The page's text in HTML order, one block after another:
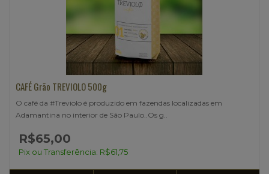
CAFÉ Grão TREVIOLO 500g
O café da #Treviolo é produzido em fazendas localizadas em
Adamantina no interior de São Paulo..Os g..
R$65,00
Pix ou Transferência: R$61,75